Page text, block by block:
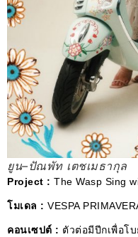
ยูน–ปัณพัท เตชเมธากุล
Project : The Wasp Sing
โมเดล : VESPA
คอนเซปต์ : ตัวต่อมีปีกเพื่อโ